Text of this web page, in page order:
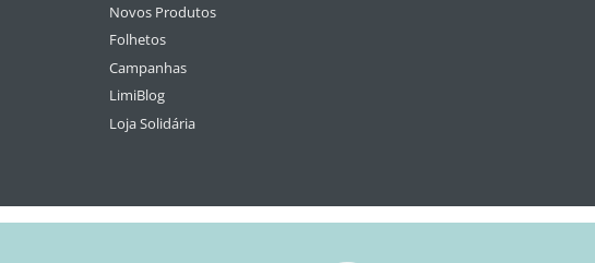
Novos Produtos
Folhetos
Campanhas
LimiBlog
Loja Solidária